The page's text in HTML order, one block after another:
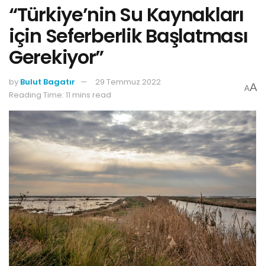
“Türkiye’nin Su Kaynakları
için Seferberlik Başlatması
Gerekiyor”
by Bulut Bagatır
29 Temmuz 2022
Reading Time: 11 mins read
AA